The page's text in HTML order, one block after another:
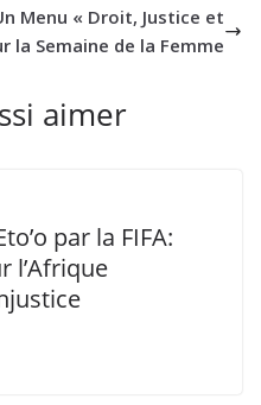
Menu « Droit, Justice et
la Semaine de la Femme
aimer
par la FIFA:
l’Afrique